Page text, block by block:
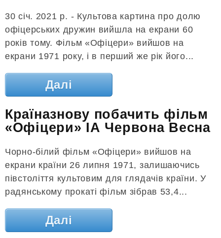
30 січ. 2021 р. - Культова картина про долю
офіцерських дружин вийшла на екрани 60
років тому. Фільм «Офіцери» вийшов на
екрани 1971 року, і в перший же рік його...
Далі
Країназнову побачить фільм
«Офіцери» ІА Червона Весна
Чорно-білий фільм «Офіцери» вийшов на
екрани країни 26 липня 1971, залишаючись
півстоліття культовим для глядачів країни. У
радянському прокаті фільм зібрав 53,4...
Далі